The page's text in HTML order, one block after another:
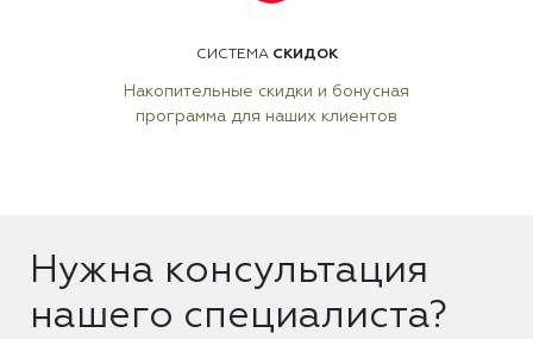
СИСТЕМА СКИДОК
Накопительные скидки и бонусная
программа для наших клиентов
Нужна консультация
нашего специалиста?